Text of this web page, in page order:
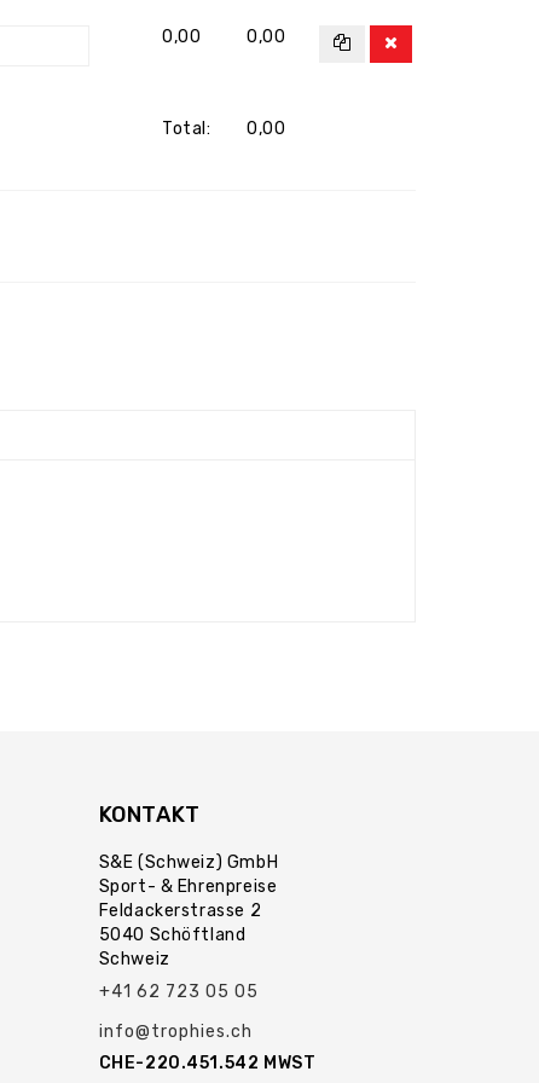
0,00 0,00
Total:
0,00
KONTAKT
S&E (Schweiz) GmbH
Sport- & Ehrenpreise
Feldackerstrasse 2
5040 Schöftland
Schweiz
+41 62 723 05 05
info@trophies.ch
CHE-220.451.542 MWST